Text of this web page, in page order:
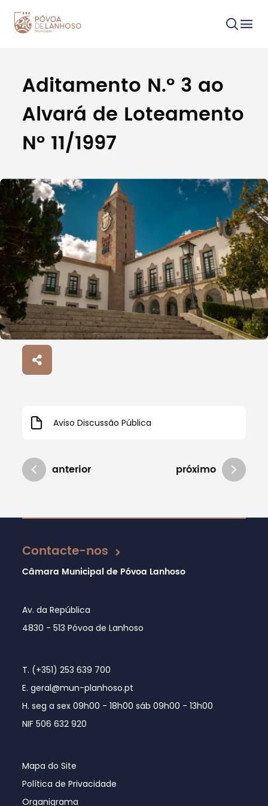
Procurar
Tipo de conteúdo
Filtros
Aditamento N.° 3 ao
Alvará de Loteamento
N° 11/1997
Aviso Discussão Pública
anterior próximo
Atualizado em 25/02/2026
Contacte-nos
Câmara Municipal de Póvoa Lanhoso
Av. da República
4830 - 513 Póvoa de Lanhoso
T. (+351) 253 639 700
E. geral@mun-planhoso.pt
H. seg a sex 09h00 - 18h00 sáb 09h00 - 13h00
NIF 506 632 920
Mapa do Site
Política de Privacidade
Organigrama